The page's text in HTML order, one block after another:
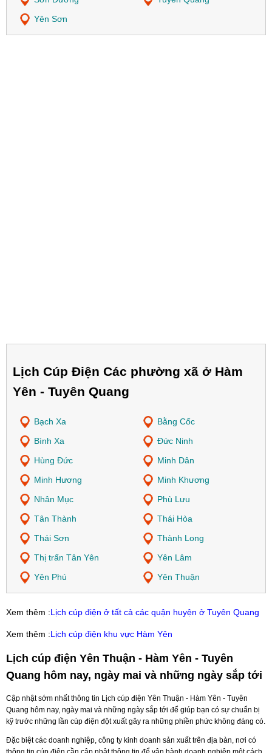
Yên Sơn
Lịch Cúp Điện Các phường xã ở Hàm
Yên - Tuyên Quang
Bạch Xa
Bằng Cốc
Bình Xa
Đức Ninh
Hùng Đức
Minh Dân
Minh Hương
Minh Khương
Nhân Mục
Phù Lưu
Tân Thành
Thái Hòa
Thái Sơn
Thành Long
Thị trấn Tân Yên
Yên Lâm
Yên Phú
Yên Thuận
Xem thêm :Lịch cúp điện ở tất cả các quận huyện ở Tuyên Quang
Xem thêm :Lịch cúp điện khu vực Hàm Yên
Lịch cúp điện Yên Thuận - Hàm Yên - Tuyên
Quang hôm nay, ngày mai và những ngày sắp tới
Cập nhật sớm nhất thông tin Lịch cúp điện Yên Thuận - Hàm Yên - Tuyên
Quang hôm nay, ngày mai và những ngày sắp tới để giúp bạn có sự chuẩn bị
kỹ trước những lần cúp điện đột xuất gây ra những phiền phức không đáng có.
Đặc biệt các doanh nghiệp, công ty kinh doanh sản xuất trên địa bàn, nơi có